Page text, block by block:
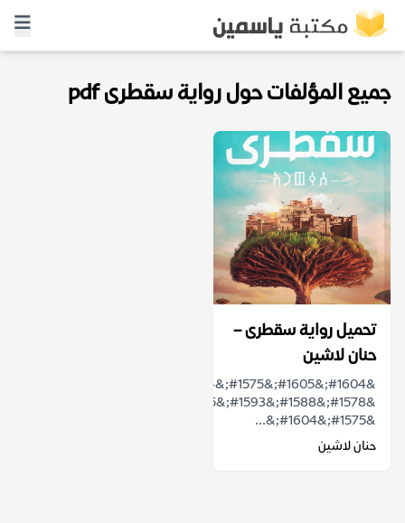
جميع المؤلفات حول رواية سقطرى pdf
تحميل رواية سقطرى –
حنان لاشين
&#1575;&#1604;&...
حنان لاشين